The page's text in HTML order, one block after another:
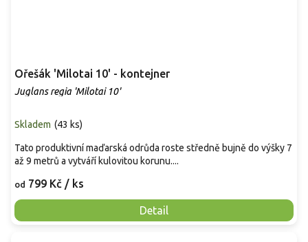
Ořešák 'Milotai 10' - kontejner
Juglans regia 'Milotai 10'
Skladem (43 ks)
od 799 Kč / ks
Detail
Tato produktivní maďarská odrůda roste středně bujně do výšky 7
až 9 metrů a vytváří kulovitou korunu....